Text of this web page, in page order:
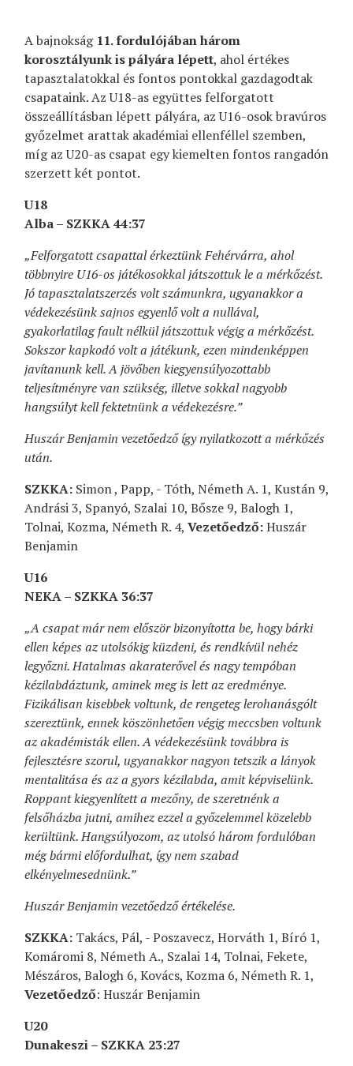
A bajnokság 11. fordulójában három
korosztályunk is pályára lépett, ahol értékes
tapasztalatokkal és fontos pontokkal gazdagodtak
csapataink. Az U18-as együttes felforgatott
összeállításban lépett pályára, az U16-osok bravúros
győzelmet arattak akadémiai ellenféllel szemben,
míg az U20-as csapat egy kiemelten fontos rangadón
szerzett két pontot.
U18
Alba – SZKKA 44:37
„Felforgatott csapattal érkeztünk Fehérvárra, ahol
többnyire U16-os játékosokkal játszottuk le a mérkőzést.
Jó tapasztalatszerzés volt számunkra, ugyanakkor a
védekezésünk sajnos egyenlő volt a nullával,
gyakorlatilag fault nélkül játszottuk végig a mérkőzést.
Sokszor kapkodó volt a játékunk, ezen mindenképpen
javítanunk kell. A jövőben kiegyensúlyozottabb
teljesítményre van szükség, illetve sokkal nagyobb
hangsúlyt kell fektetnünk a védekezésre.”
Huszár Benjamin vezetőedző így nyilatkozott a mérkőzés
után.
SZKKA: Simon , Papp, - Tóth, Németh A. 1, Kustán 9,
Andrási 3, Spanyó, Szalai 10, Bősze 9, Balogh 1,
Tolnai, Kozma, Németh R. 4, Vezetőedző:Huszár
Benjamin
U16
NEKA – SZKKA 36:37
„A csapat már nem először bizonyította be, hogy bárki
ellen képes az utolsókig küzdeni, és rendkívül nehéz
legyőzni. Hatalmas akaraterővel és nagy tempóban
kézilabdáztunk, aminek meg is lett az eredménye.
Fizikálisan kisebbek voltunk, de rengeteg lerohanásgólt
szereztünk, ennek köszönhetően végig meccsben voltunk
az akadémisták ellen. A védekezésünk továbbra is
fejlesztésre szorul, ugyanakkor nagyon tetszik a lányok
mentalitása és az a gyors kézilabda, amit képviselünk.
Roppant kiegyenlített a mezőny, de szeretnénk a
felsőházba jutni, amihez ezzel a győzelemmel közelebb
kerültünk. Hangsúlyozom, az utolsó három fordulóban
még bármi előfordulhat, így nem szabad
elkényelmesednünk.”
Huszár Benjamin vezetőedző értékelése.
SZKKA: Takács, Pál, - Poszavecz, Horváth 1, Bíró 1,
Komáromi 8, Németh A., Szalai 14, Tolnai, Fekete,
Mészáros, Balogh 6, Kovács, Kozma 6, Németh R. 1,
Vezetőedző: Huszár Benjamin
U20
Dunakeszi – SZKKA 23:27